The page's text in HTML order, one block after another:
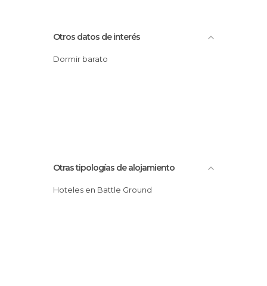
Otros datos de interés
Dormir barato
Otras tipologías de alojamiento
Hoteles en Battle Ground